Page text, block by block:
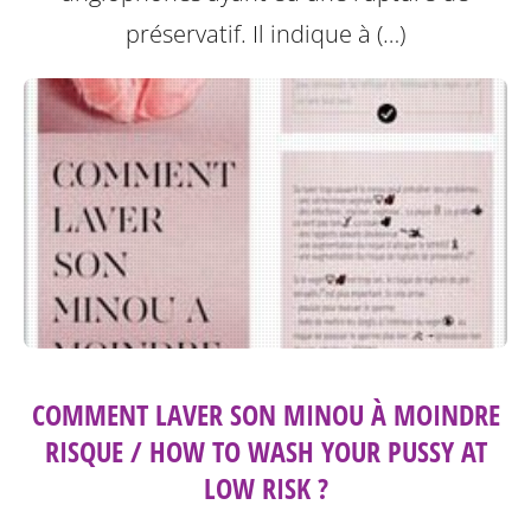
préservatif. Il indique à (…)
COMMENT LAVER SON MINOU À MOINDRE
RISQUE / HOW TO WASH YOUR PUSSY AT
LOW RISK ?